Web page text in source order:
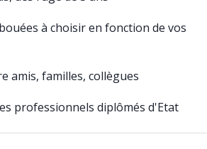
à choisir en fonction de vos
amis, familles, collègues
professionnels diplômés d'Etat